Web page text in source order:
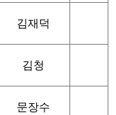
김재덕
김청
문장수